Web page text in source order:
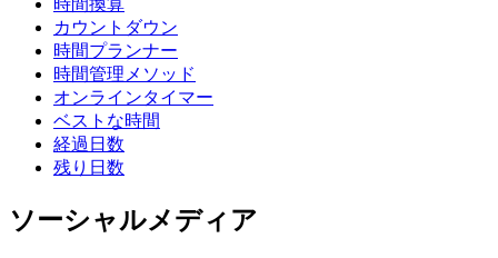
カウントダウン
時間プランナー
時間管理メソッド
オンラインタイマー
ベストな時間
経過日数
残り日数
ソーシャルメディア